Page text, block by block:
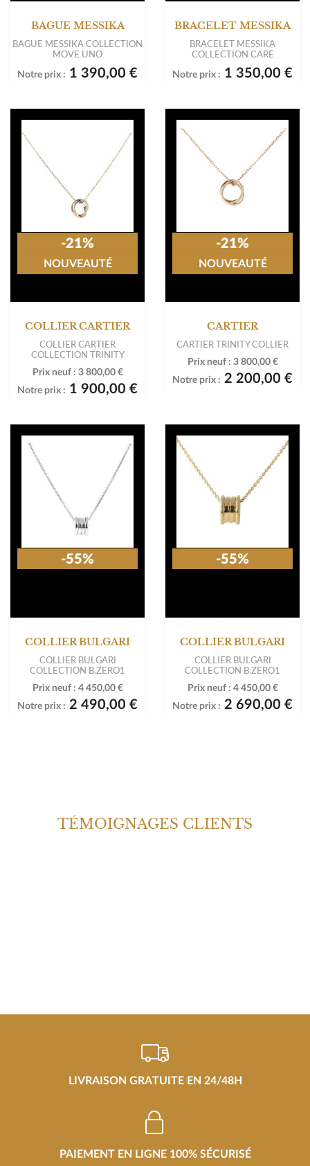
BAGUE MESSIKA
BAGUE MESSIKA COLLECTION
MOVE UNO
Notre prix : 1 390,00 €
BRACELET MESSIKA
BRACELET MESSIKA
COLLECTION CARE
Notre prix : 1 350,00 €
COLLIER CARTIER
COLLIER CARTIER
COLLECTION TRINITY
Prix neuf : 3 800,00 €
Notre prix : 1 900,00 €
-21%
NOUVEAUTÉ
CARTIER
CARTIER TRINITY COLLIER
Prix neuf : 3 800,00 €
Notre prix : 2 200,00 €
-21%
NOUVEAUTÉ
COLLIER BULGARI
COLLIER BULGARI
COLLECTION B.ZERO1
Prix neuf : 4 450,00 €
Notre prix : 2 490,00 €
-55%
COLLIER BULGARI
COLLIER BULGARI
COLLECTION B.ZERO1
Prix neuf : 4 450,00 €
Notre prix : 2 690,00 €
-55%
TÉMOIGNAGES CLIENTS
LIVRAISON GRATUITE EN 24/48H
PAIEMENT EN LIGNE 100% SÉCURISÉ